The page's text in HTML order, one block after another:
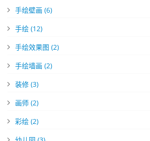
手绘壁画 (6)
手绘 (12)
手绘效果图 (2)
手绘墙画 (2)
装修 (3)
画师 (2)
彩绘 (2)